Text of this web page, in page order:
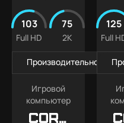
103
Full HD
75
2K
Производительность в
Игровой
компьютер
Core
125
Full